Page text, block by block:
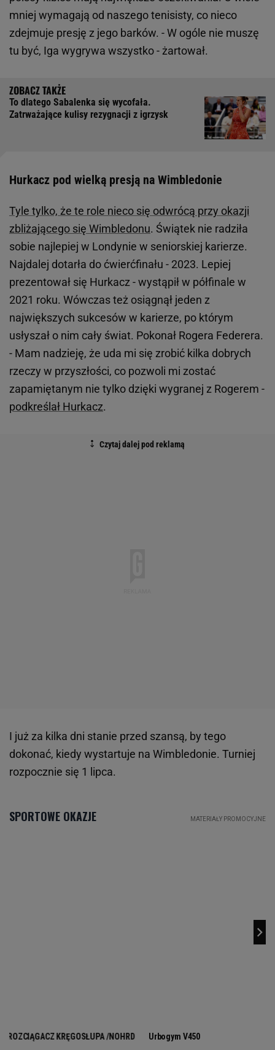
mniej wymagają od naszego tenisisty, co nieco
zdejmuje presję z jego barków. - W ogóle nie muszę
tu być, Iga wygrywa wszystko - żartował.
To dlatego Sabalenka się wycofała.
Zatrważające kulisy rezygnacji z igrzysk
Hurkacz pod wielką presją na Wimbledonie
Tyle tylko, że te role nieco się odwrócą przy okazji
zbliżającego się Wimbledonu. Świątek nie radziła
sobie najlepiej w Londynie w seniorskiej karierze.
Najdalej dotarła do ćwierćfinału - 2023. Lepiej
prezentował się Hurkacz - wystąpił w półfinale w
2021 roku. Wówczas też osiągnął jeden z
największych sukcesów w karierze, po którym
usłyszał o nim cały świat. Pokonał Rogera Federera.
- Mam nadzieję, że uda mi się zrobić kilka dobrych
rzeczy w przyszłości, co pozwoli mi zostać
zapamiętanym nie tylko dzięki wygranej z Rogerem -
podkreślał Hurkacz.
I już za kilka dni stanie przed szansą, by tego
dokonać, kiedy wystartuje na Wimbledonie. Turniej
rozpocznie się 1 lipca.